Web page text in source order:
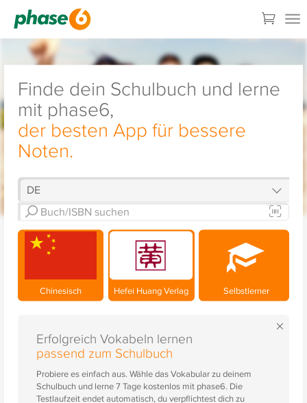
Finde dein Schulbuch und lerne
mit phase6,
der besten App für bessere
Noten.
Chinesisch Hefei Huang Verlag Selbstlerner
×
Erfolgreich Vokabeln lernen
passend zum Schulbuch
Probiere es einfach aus. Wähle das Vokabular zu deinem
Schulbuch und lerne 7 Tage kostenlos mit phase6. Die
Testlaufzeit endet automatisch, du verpflichtest dich zu